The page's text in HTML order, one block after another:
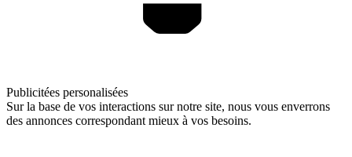
Publicitées personalisées
Sur la base de vos interactions sur notre site, nous vous enverrons
des annonces correspondant mieux à vos besoins.